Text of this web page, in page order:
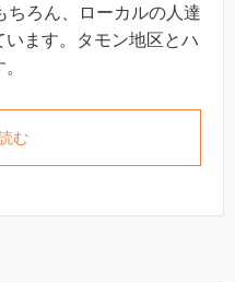
ちろん、ローカルの人達
ます。タモン地区とハ
む